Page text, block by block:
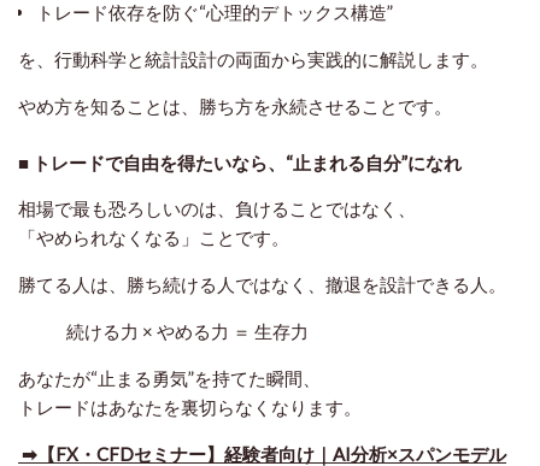
トレード依存を防ぐ“心理的デトックス構造”
を、行動科学と統計設計の両面から実践的に解説します。
やめ方を知ることは、 勝ち方を永続させること です。
■ トレードで自由を得たいなら、“止まれる自分”になれ
相場で最も恐ろしいのは、負けることではなく、
「やめられなくなる」ことです。
勝てる人は、勝ち続ける人ではなく、 撤退を設計できる人 。
続ける力 × やめる力 ＝ 生存力
あなたが“止まる勇気”を持てた瞬間、
トレードはあなたを裏切らなくなります。
➡【FX・CFDセミナー】経験者向け｜AI分析×スパンモデル